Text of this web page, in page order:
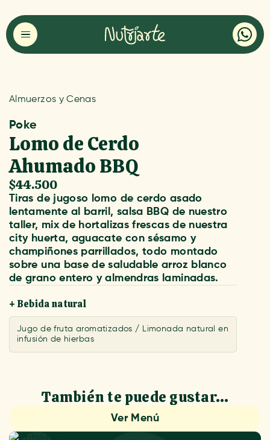
Almuerzos y Cenas
Poke
Lomo de Cerdo
Ahumado BBQ
$44.500
Tiras de jugoso lomo de cerdo asado
lentamente al barril, salsa BBQ de nuestro
taller, mix de hortalizas frescas de nuestra
city huerta, aguacate con sésamo y
champiñones parrillados, todo montado
sobre una base de saludable arroz blanco
de grano entero y almendras laminadas.
+ Bebida natural
Jugo de fruta aromatizados / Limonada natural en
infusión de hierbas
También te puede gustar...
Ver Menú